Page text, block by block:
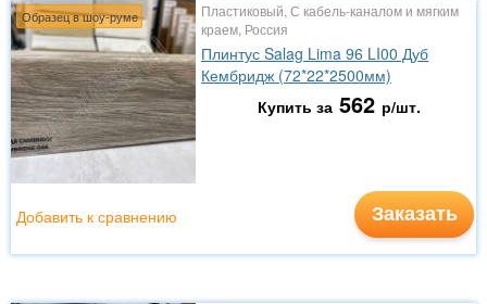
Образец в шоу-руме
Пластиковый, С кабель-каналом и мягким
краем, Россия
Плинтус Salag Lima 96 LI00 Дуб
Кембридж (72*22*2500мм)
Купить за 562 р/шт.
Заказать
Добавить к сравнению